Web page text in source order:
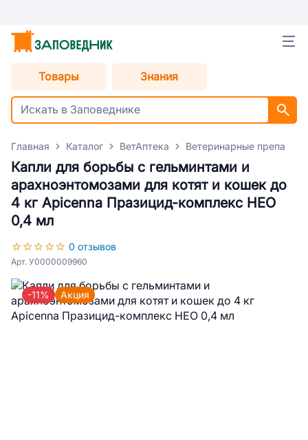
Товары Знания
Главная Каталог ВетАптека Ветеринарные
Капли для борьбы с гельминтами и
арахноэнтомозами для котят и кошек до
4 кг Apicenna Празицид-комплекс НЕО
0,4 мл
0 отзывов
Арт. У0000009960
-11% Акция